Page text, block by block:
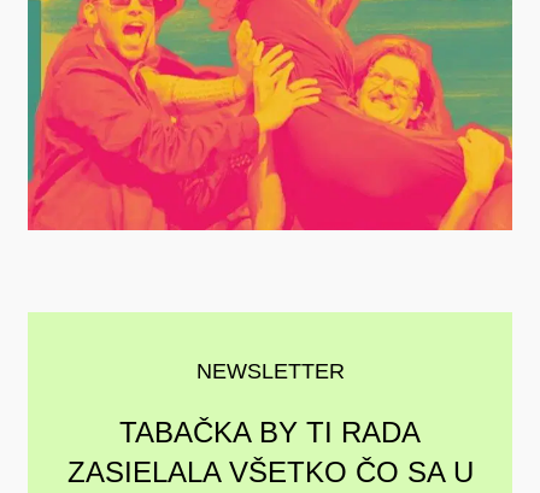
NEWSLETTER
TABAČKA BY TI RADA
ZASIELALA VŠETKO ČO SA U